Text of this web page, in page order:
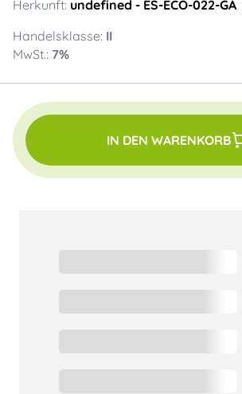
Herkunft: undefined - ES-ECO-022-GA
Handelsklasse: II
MwSt.: 7%
IN DEN WARENKORB